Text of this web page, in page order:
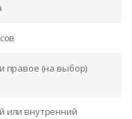
правое (на выбор)
или внутренний